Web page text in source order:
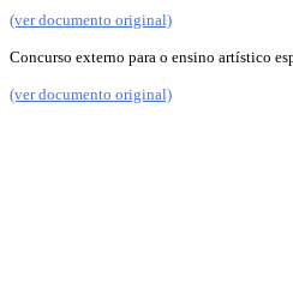
(ver documento original)
Concurso externo para o ensino artístico
(ver documento original)